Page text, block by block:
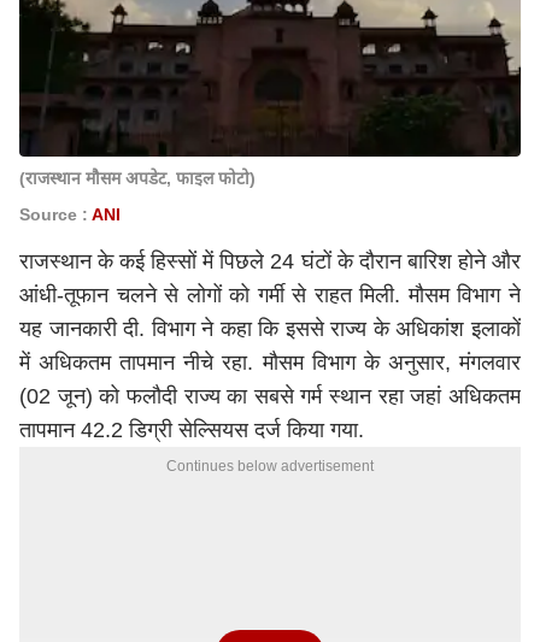
(राजस्थान मौसम अपडेट, फाइल फोटो)
Source : ANI
राजस्थान के कई हिस्सों में पिछले 24 घंटों के दौरान बारिश होने और
आंधी-तूफान चलने से लोगों को गर्मी से राहत मिली. मौसम विभाग ने
यह जानकारी दी. विभाग ने कहा कि इससे राज्य के अधिकांश इलाकों
में अधिकतम तापमान नीचे रहा. मौसम विभाग के अनुसार, मंगलवार
(02 जून) को फलौदी राज्य का सबसे गर्म स्थान रहा जहां अधिकतम
तापमान 42.2 डिग्री सेल्सियस दर्ज किया गया.
Continues below advertisement